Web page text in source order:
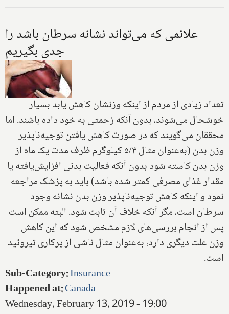
علائمی که می‌تواند نشانه سرطان باشد را
جدی بگیریم
تعداد زیادی از مردم از اینکه وزنشان کاهش یابد بسیار
خوشحال می‌شوند، بدون آنکه زحمتی به خود داده باشند. اما
محققان می‌گویند که در صورت کاهش یافتن توجیه‌ناپذیر
وزن بدن (به‌عنوان مثال ۵/۴ کیلوگرم ظرف مدت یک ماه از
وزن بدن کاسته شود بدون آنکه فعالیت بدنی افزایش‌یافته یا
مقدار غذای مصرفی کمتر شده باشد) باید به پزشک مراجعه
نمود و اینکه کاهش توجیه‌ناپذیر وزن بدن نشانه وجود
سرطان است، مگر آنکه خلاف آن ثابت شود. البته ممکن است
پس از انجام بررسی‌های لازم مشخص شود که این کاهش
وزن علت دیگری دارد، به‌عنوان مثال ناشی از پرکاری تیروئید
است‌.
Sub-Category:Insurance
Happened at:Canada
Wednesday, February 13, 2019 - 19:00